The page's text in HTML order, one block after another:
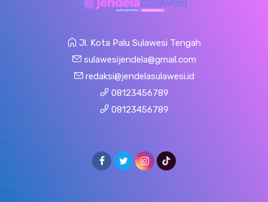
Jl. Kota Palu Sulawesi Tengah
sulawesijendela@gmail.com
redaksi@jendelasulawesi.id
08123456789
08123456789